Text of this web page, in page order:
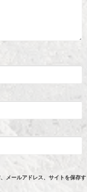
メールアドレス、サイトを保存す